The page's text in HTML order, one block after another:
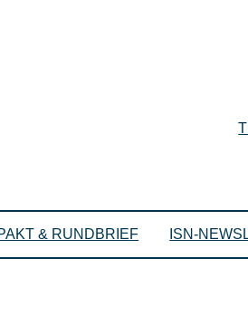
& RUNDBRIEF ISN-